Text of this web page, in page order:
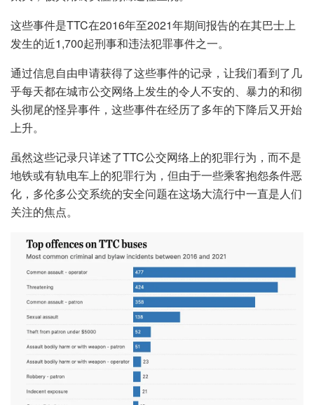
这些事件是TTC在2016年至2021年期间报告的在其巴士上
发生的近1,700起刑事和违法犯罪事件之一。
通过信息自由申请获得了这些事件的记录，让我们看到了几
乎每天都在城市公交网络上发生的令人不安的、暴力的和彻
头彻尾的怪异事件，这些事件在经历了多年的下降后又开始
上升。
虽然这些记录只详述了TTC公交网络上的犯罪行为，而不是
地铁或有轨电车上的犯罪行为，但由于一些乘客抱怨条件恶
化，多伦多公交系统的安全问题在这场大流行中一直是人们
关注的焦点。